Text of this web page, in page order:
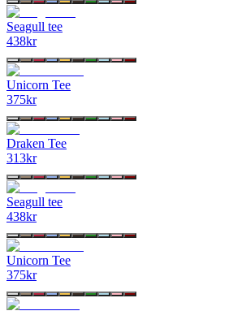
Seagull tee
438kr
Unicorn Tee
375kr
Draken Tee
313kr
Seagull tee
438kr
Unicorn Tee
375kr